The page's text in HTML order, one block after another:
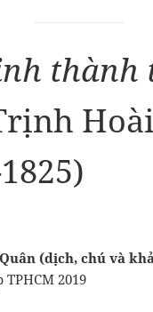
thành
(dịch, chú và
TPHCM 2019